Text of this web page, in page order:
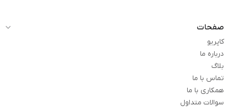
صفحات
کاپریو
درباره ما
بلاگ
تماس با ما
همکاری با ما
سوالات متداول